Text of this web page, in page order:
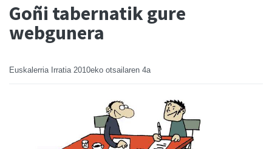
Goñi tabernatik gure
webgunera
Euskalerria Irratia 2010eko otsailaren 4a